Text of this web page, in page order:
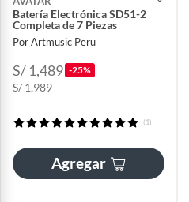
Batería Electrónica SD51-2
Completa de 7 Piezas
Por Artmusic Peru
S/ 1,489 -25%
S/ 1,989
(1)
Agregar